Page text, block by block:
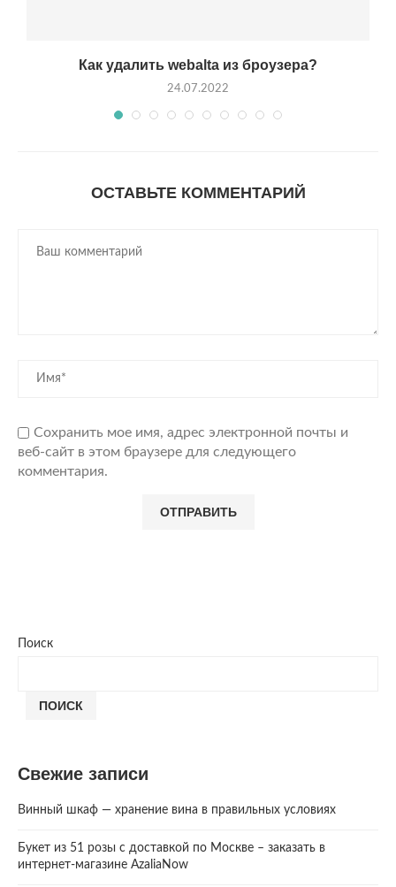
Как удалить webalta из броузера?
24.07.2022
ОСТАВЬТЕ КОММЕНТАРИЙ
Сохранить мое имя, адрес электронной почты и
веб-сайт в этом браузере для следующего
комментария.
Поиск
ПОИСК
Свежие записи
Винный шкаф — хранение вина в правильных условиях
Букет из 51 розы с доставкой по Москве – заказать в
интернет-магазине AzaliaNow